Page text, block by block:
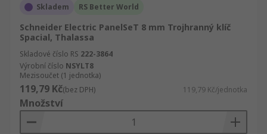
Skladem RS Better World
Schneider Electric PanelSeT 8 mm Trojhranný klíč
Spacial, Thalassa
Skladové číslo RS 222-3864
Výrobní číslo NSYLT8
Mezisoučet (1 jednotka)
119,79 Kč(bez DPH) 119,79 Kč/jednotka
Množství